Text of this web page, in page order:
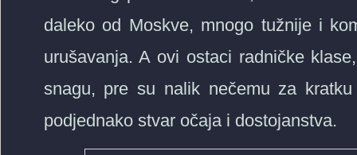
daleko od Moskve, mnogo tužnije i
urušavanja. A ovi ostaci radničke
snagu, pre su nalik nečemu za
podjednako stvar očaja i dostojanstva.